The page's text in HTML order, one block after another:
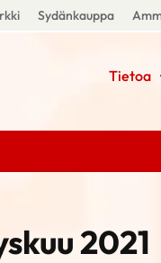
Sydänkauppa
Tietoa
2021